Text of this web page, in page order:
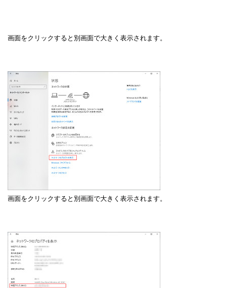
画面をクリックすると別画面で大きく表示されます。
画面をクリックすると別画面で大きく表示されます。